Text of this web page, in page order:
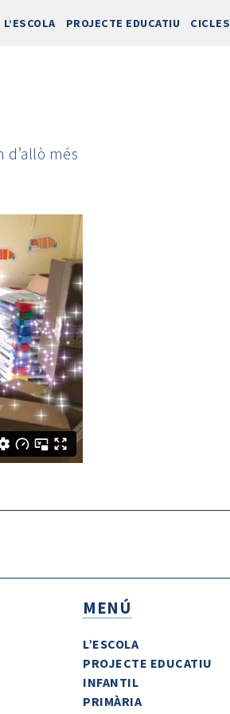
L’ESCOLA PROJECTE EDUCATIU CICLES
d’allò més
MENÚ
L’ESCOLA
PROJECTE EDUCATIU
INFANTIL
PRIMÀRIA